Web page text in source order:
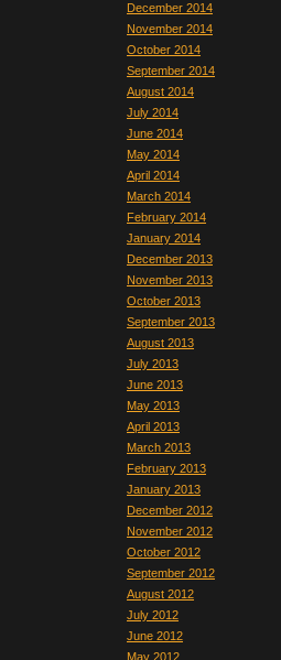
December 2014
November 2014
October 2014
September 2014
August 2014
July 2014
June 2014
May 2014
April 2014
March 2014
February 2014
January 2014
December 2013
November 2013
October 2013
September 2013
August 2013
July 2013
June 2013
May 2013
April 2013
March 2013
February 2013
January 2013
December 2012
November 2012
October 2012
September 2012
August 2012
July 2012
June 2012
May 2012